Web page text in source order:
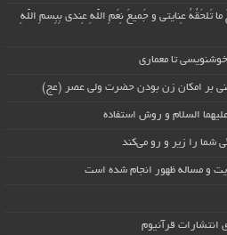
تَلحَقُهُ عِنایتی و جَمیعَ نِعَمِ اللّهِ عِندی بِبِسمِ اللّهِ
خوشنویسی تا معماری
بر امکان زن بودن حضرت ولی عصر (عج)
السلام و روش استفاده
را زیر و رو می‌کند
و مساله ظهور انجام شده است
انتشارات قرآنیوم